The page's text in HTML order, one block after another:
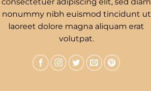
nonummy nibh euismod tincidunt ut
laoreet dolore magna aliquam erat
volutpat.